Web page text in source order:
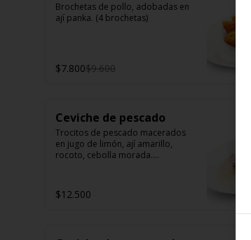
Brochetas de pollo, adobadas en
ají panka. (4 brochetas)
$7.800$9.600
Ceviche de pescado
Trocitos de pescado macerados
en jugo de limón, ají amarillo,
rocoto, cebolla morada.
$12.500